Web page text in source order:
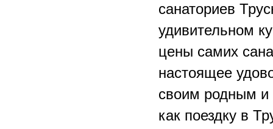
санаториев
удивительном
цены самих
настоящее
своим родным и
как поездку в